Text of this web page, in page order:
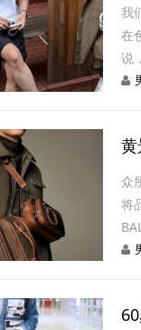
我
在
说
众
将